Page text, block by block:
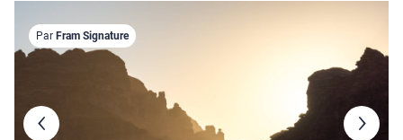
Par Fram Signature